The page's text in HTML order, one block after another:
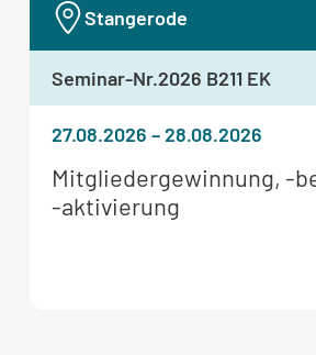
Weitere
Informationen
Mitgliedergewinnung, -
-aktivierung
27.08.2026 –28.08.2026
Stangerode
Seminar-Nr.2026 B211 EK